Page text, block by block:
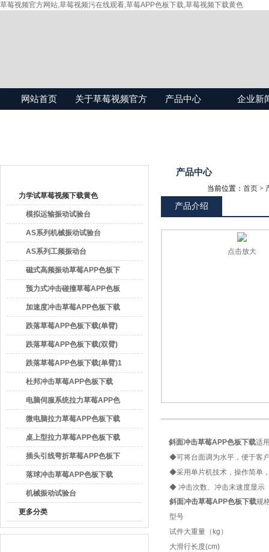
草莓视频官方网站,草莓视频污在线观看,草莓APP色板下载,草莓视频下载黄色
广东草莓视频官方网站检测仪器有限公司
网站首页 关于草莓视频官方 产品中心 企业新
力学试草莓视频下载黄色
模拟运输振动试验台
AS系列机械振动试验台
AS系列工频振动台
磁式高频振动草莓APP色板下
载
预力式冲击碰撞草莓APP色板
下载
加速度冲击草莓APP色板下载
跌落草莓APP色板下载(单臂)
跌落草莓APP色板下载(双臂)
跌落草莓APP色板下载(单臂)1
杜邦冲击草莓APP色板下载
电脑伺服系统拉力草莓APP色
板下载
微电脑拉力草莓APP色板下载
桌上型拉力草莓APP色板下载
插头引线弯折草莓APP色板下
载
落球冲击草莓APP色板下载
机械振动试验台
更多分类
产品中心
当前位置： 首页 >
产品介绍
点击放大
斜面冲击草莓APP色板下载适
◆可将台面调为水平，便于客户
◆采用单片机技术，操作简单
◆ 冲击次数、冲击末速度显示
斜面冲击草莓APP色板下载规
型号
试件大重量（kg）
大滑行长度(cm)